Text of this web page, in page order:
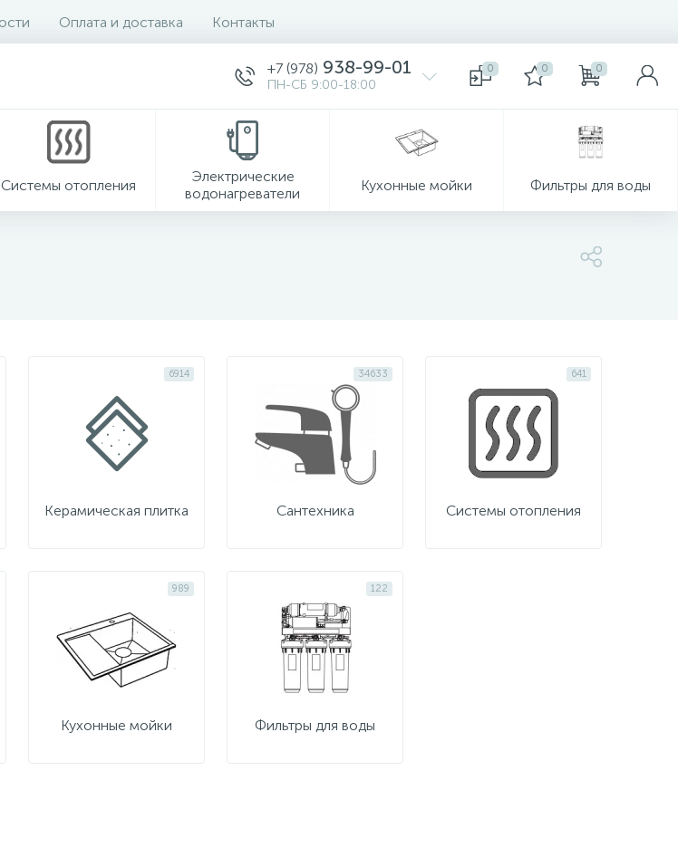
Оплата и доставка Контакты
+7 (978) 938-99-01
ПН-СБ 9:00-18:00
0 0 0
Системы отопления
Электрические
водонагреватели
Кухонные мойки Фильтры для воды
6914
Керамическая плитка
34633
Сантехника
641
Системы отопления
989
Кухонные мойки
122
Фильтры для воды